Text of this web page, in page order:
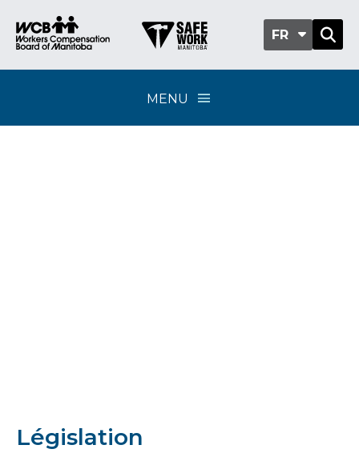
FR
MENU
Législation